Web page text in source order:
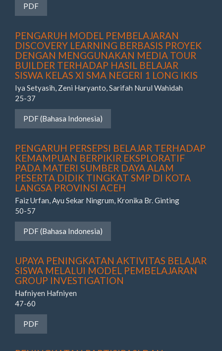
Requires Subscription
PDF
PENGARUH MODEL PEMBELAJARAN
DISCOVERY LEARNING BERBASIS PROYEK
DENGAN MENGGUNAKAN MEDIA TOUR
BUILDER TERHADAP HASIL BELAJAR
SISWA KELAS XI SMA NEGERI 1 LONG IKIS
Iya Setyasih, Zeni Haryanto, Sarifah Nurul Wahidah
25-37
Requires Subscription
PDF (Bahasa Indonesia)
PENGARUH PERSEPSI BELAJAR TERHADAP
KEMAMPUAN BERPIKIR EKSPLORATIF
PADA MATERI SUMBER DAYA ALAM
PESERTA DIDIK TINGKAT SMP DI KOTA
LANGSA PROVINSI ACEH
Faiz Urfan, Ayu Sekar Ningrum, Kronika Br. Ginting
50-57
Requires Subscription
PDF (Bahasa Indonesia)
UPAYA PENINGKATAN AKTIVITAS BELAJAR
SISWA MELALUI MODEL PEMBELAJARAN
GROUP INVESTIGATION
Hafniyen Hafniyen
47-60
Requires Subscription
PDF